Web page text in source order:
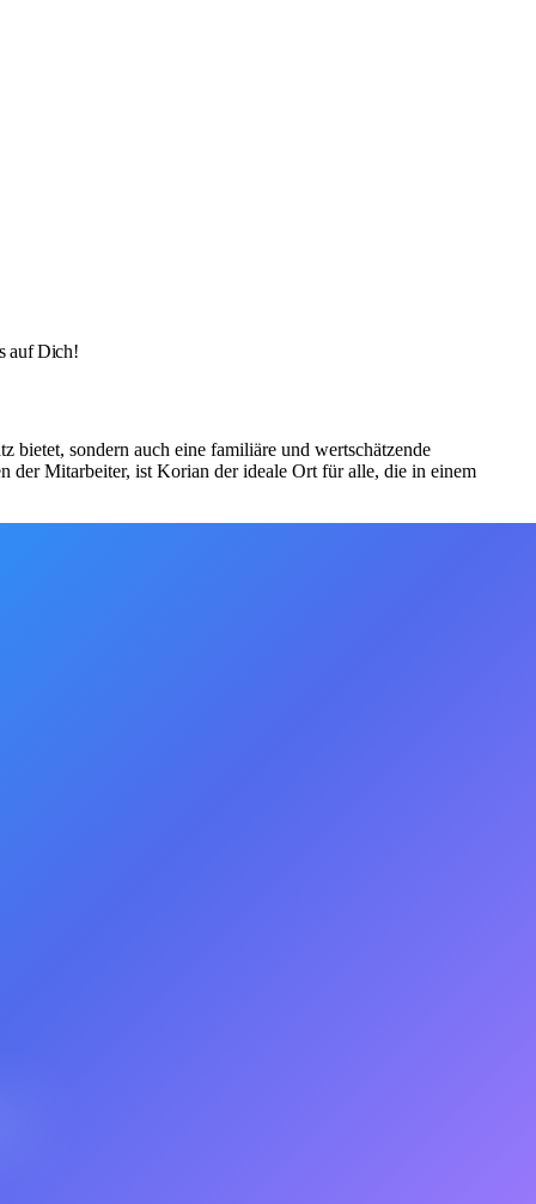
auf Dich!
sondern auch eine familiäre und wertschätzende
der Mitarbeiter, ist Korian der ideale Ort für alle, die in einem